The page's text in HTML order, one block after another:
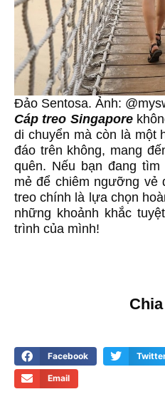
Đảo Sentosa. Ảnh:
Cáp treo Singapore
di chuyển mà còn là một
đáo trên không, mang
quên. Nếu bạn đang
mẻ để chiêm ngưỡng vẻ
treo chính là lựa chọn
những khoảnh khắc
trình của mình!
Facebook
Email